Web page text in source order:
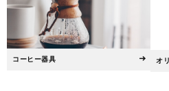
コーヒー器具 オ